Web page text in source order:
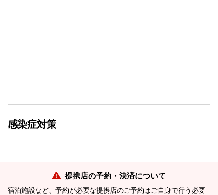
感染症対策
提携店の予約・決済について
宿泊施設など、予約が必要な提携店のご予約はご自身で行う必要